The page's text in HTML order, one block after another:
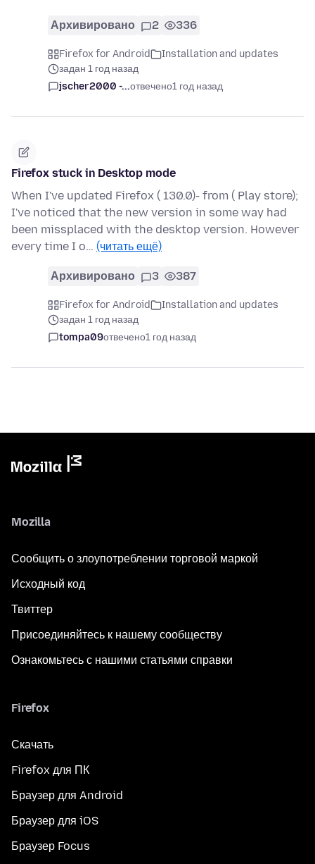
Архивировано 2 336
Firefox for Android
Installation and updates
задан 1 год назад
jscher2000 -...отвечено1 год назад
Firefox stuck in Desktop mode
When I've updated Firefox ( 130.0)- from ( Play store);
I've noticed that the new version in some way had
been missplaced with the desktop version. However
every time I o… (читать ещё)
Архивировано 3 387
Firefox for Android
Installation and updates
задан 1 год назад
tompa09отвечено1 год назад
Mozilla
Сообщить о злоупотреблении торговой маркой
Исходный код
Твиттер
Присоединяйтесь к нашему сообществу
Ознакомьтесь с нашими статьями справки
Firefox
Скачать
Firefox для ПК
Браузер для Android
Браузер для iOS
Браузер Focus